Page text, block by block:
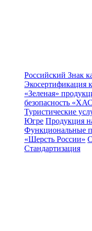
Российский Знак
Экосертификация
«Зеленая»
безопасность
Туристические
Югре Продукция
Функциональные
«Шерсть России»
Стандартизация